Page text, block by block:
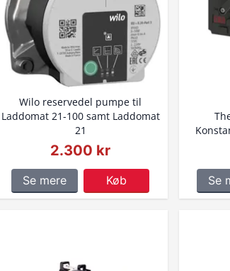
Wilo reservedel pumpe til
Laddomat 21-100 samt Laddomat
21
2.300 kr
Se mere Køb Se